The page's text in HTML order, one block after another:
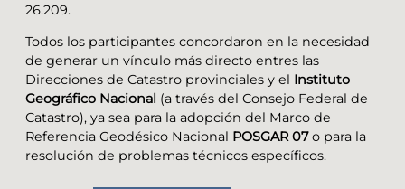
26.209.
Todos los participantes concordaron en la necesidad
de generar un vínculo más directo entres las
Direcciones de Catastro provinciales y el Instituto
Geográfico Nacional (a través del Consejo Federal de
Catastro), ya sea para la adopción del Marco de
Referencia Geodésico Nacional POSGAR 07o para la
resolución de problemas técnicos específicos.